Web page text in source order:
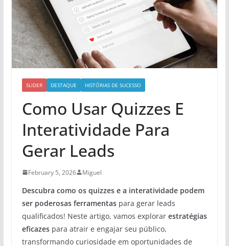
SLIDER DESTAQUE HISTÓRIAS DE SUCESSO
Como Usar Quizzes E
Interatividade Para
Gerar Leads
February 5, 2026 Miguel
Descubra como os quizzes e a interatividade podem
ser poderosas ferramentaspara gerar leads
qualificados! Neste artigo, vamos explorar estratégias
eficazespara atrair e engajar seu público,
transformando curiosidade em oportunidades de